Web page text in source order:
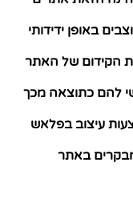
באופן ידידותי
הקידום של האתר
להם כתוצאה מכך
עיצוב בפלאש
באתר